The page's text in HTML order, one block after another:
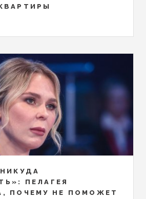
ПЕЛАГЕЯ
ПОЧЕМУ НЕ ПОМОЖЕТ